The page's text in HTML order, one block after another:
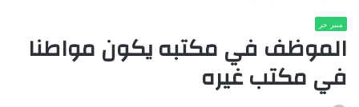
منبر حر
الموظف في مكتبه يكون مواطنا
في مكتب غيره